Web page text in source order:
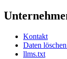
Kontakt
Daten
llms.txt